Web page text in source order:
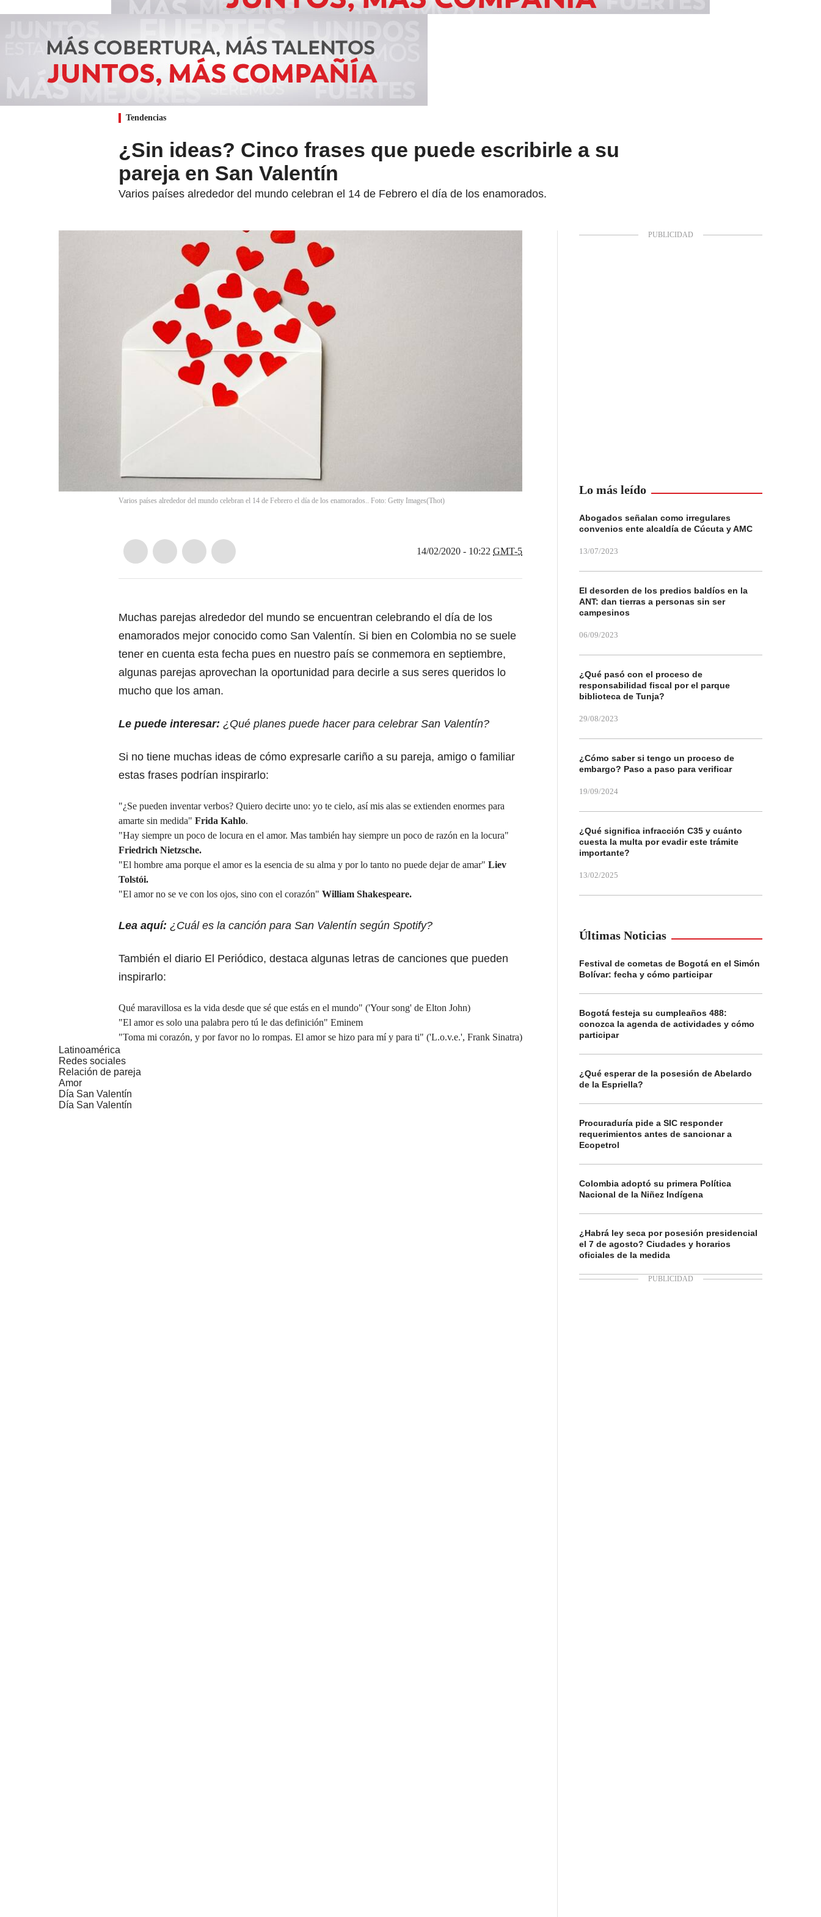
Tendencias
¿Sin ideas? Cinco frases que puede escribirle a su
pareja en San Valentín
Varios países alrededor del mundo celebran el 14 de Febrero el día de los enamorados.
Varios países alrededor del mundo celebran el 14 de Febrero el día de los enamorados.. Foto: Getty Images(Thot)
14/02/2020 - 10:22 GMT-5
Muchas parejas alrededor del mundo se encuentran celebrando el día de los
enamorados mejor conocido como San Valentín. Si bien en Colombia no se suele
tener en cuenta esta fecha pues en nuestro país se conmemora en septiembre,
algunas parejas aprovechan la oportunidad para decirle a sus seres queridos lo
mucho que los aman.
Le puede interesar: ¿Qué planes puede hacer para celebrar San Valentín?
Si no tiene muchas ideas de cómo expresarle cariño a su pareja, amigo o familiar
estas frases podrían inspirarlo:
"¿Se pueden inventar verbos? Quiero decirte uno: yo te cielo, así mis alas se extienden enormes para
amarte sin medida" Frida Kahlo.
"Hay siempre un poco de locura en el amor. Mas también hay siempre un poco de razón en la locura"
Friedrich Nietzsche.
"El hombre ama porque el amor es la esencia de su alma y por lo tanto no puede dejar de amar" Liev
Tolstói.
"El amor no se ve con los ojos, sino con el corazón" William Shakespeare.
Lea aquí: ¿Cuál es la canción para San Valentín según Spotify?
También el diario El Periódico, destaca algunas letras de canciones que pueden
inspirarlo:
Qué maravillosa es la vida desde que sé que estás en el mundo" ('Your song' de Elton John)
"El amor es solo una palabra pero tú le das definición" Eminem
"Toma mi corazón, y por favor no lo rompas. El amor se hizo para mí y para ti" ('L.o.v.e.', Frank Sinatra)
Latinoamérica
Redes sociales
Relación de pareja
Amor
Día San Valentín
Día San Valentín
Lo más leído
Abogados señalan como irregulares
convenios ente alcaldía de Cúcuta y AMC
13/07/2023
El desorden de los predios baldíos en la
ANT: dan tierras a personas sin ser
campesinos
06/09/2023
¿Qué pasó con el proceso de
responsabilidad fiscal por el parque
biblioteca de Tunja?
29/08/2023
¿Cómo saber si tengo un proceso de
embargo? Paso a paso para verificar
19/09/2024
¿Qué significa infracción C35 y cuánto
cuesta la multa por evadir este trámite
importante?
13/02/2025
Últimas Noticias
Festival de cometas de Bogotá en el Simón
Bolívar: fecha y cómo participar
Bogotá festeja su cumpleaños 488:
conozca la agenda de actividades y cómo
participar
¿Qué esperar de la posesión de Abelardo
de la Espriella?
Procuraduría pide a SIC responder
requerimientos antes de sancionar a
Ecopetrol
Colombia adoptó su primera Política
Nacional de la Niñez Indígena
¿Habrá ley seca por posesión presidencial
el 7 de agosto? Ciudades y horarios
oficiales de la medida